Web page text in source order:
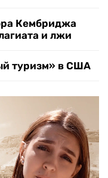
Кембриджа
и лжи
туризм» в США